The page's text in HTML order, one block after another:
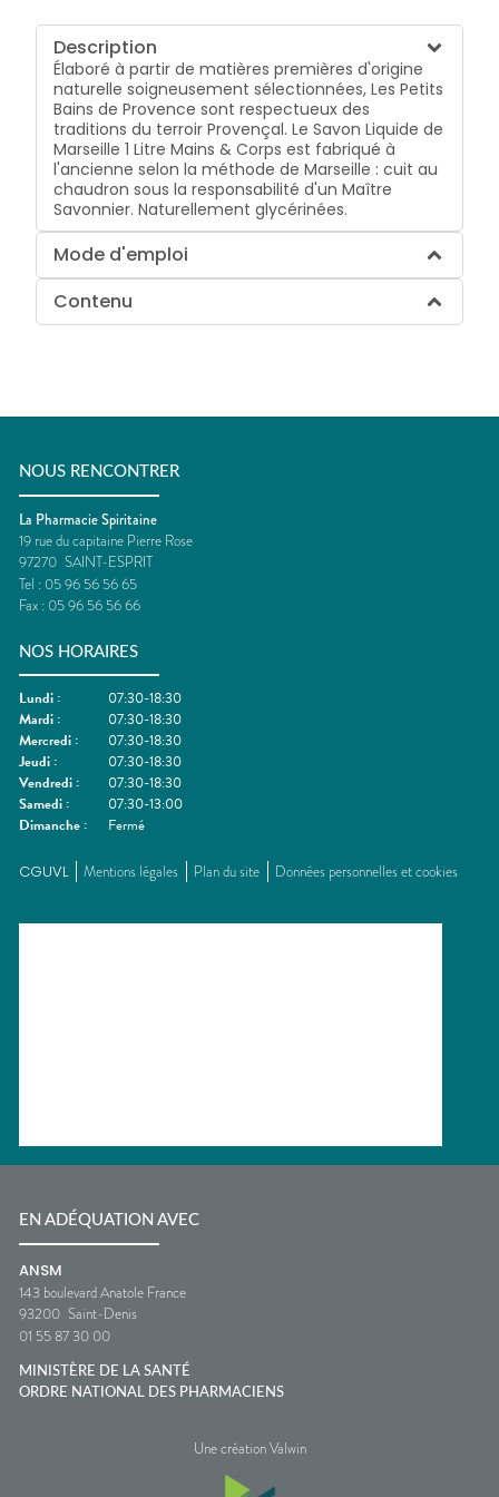
Description
Élaboré à partir de matières premières d'origine
naturelle soigneusement sélectionnées, Les Petits
Bains de Provence sont respectueux des
traditions du terroir Provençal. Le Savon Liquide de
Marseille 1 Litre Mains & Corps est fabriqué à
l'ancienne selon la méthode de Marseille : cuit au
chaudron sous la responsabilité d'un Maître
Savonnier. Naturellement glycérinées.
Mode d'emploi
Contenu
NOUS RENCONTRER
La Pharmacie Spiritaine
19 rue du capitaine Pierre Rose
97270 SAINT-ESPRIT
Tel : 05 96 56 56 65
Fax : 05 96 56 56 66
NOS HORAIRES
Lundi :
07:30-18:30
Mardi :
07:30-18:30
Mercredi :
07:30-18:30
Jeudi :
07:30-18:30
Vendredi :
07:30-18:30
Samedi :
07:30-13:00
Dimanche : Fermé
CGUVL Mentions légales Plan du site Données personnelles et cookies
EN ADÉQUATION AVEC
ANSM
143 boulevard Anatole France
93200 Saint-Denis
01 55 87 30 00
MINISTÈRE DE LA SANTÉ
ORDRE NATIONAL DES PHARMACIENS
Une création Valwin